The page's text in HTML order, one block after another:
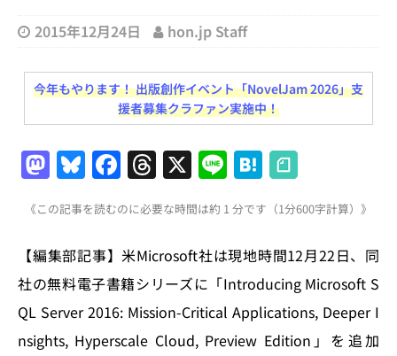
2015年12月24日 hon.jp Staff
今年もやります！ 出版創作イベント「NovelJam 2026」支
援者募集クラファン実施中！
M
a
st
o
d
o
n
Bl
u
e
s
k
y
F
a
c
e
b
o
o
T
h
re
a
d
s
X Li
n
e
H
at
e
n
a
《この記事を読むのに必要な時間は約 1 分です（1分600字計算）》
【編集部記事】米Microsoft社は現地時間12月22日、同
社の無料電子書籍シリーズに「Introducing Microsoft S
QL Server 2016: Mission-Critical Applications, Deeper I
nsights, Hyperscale Cloud, Preview Edition」を追加